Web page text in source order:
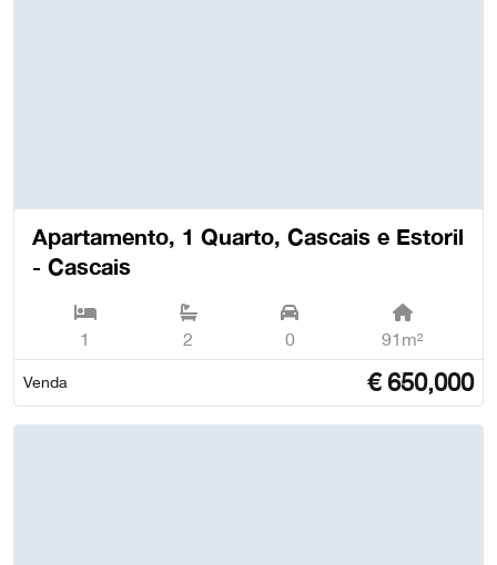
Apartamento, 1 Quarto, Cascais e Estoril
- Cascais
1 2 0 91m²
Venda €650,000